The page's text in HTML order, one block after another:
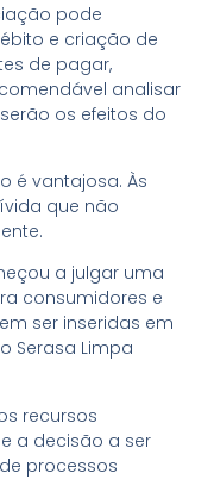
pode
e criação de
de pagar,
analisar
os efeitos do
é vantajosa. Às
que não
a julgar uma
consumidores e
ser inseridas em
Serasa Limpa
recursos
a decisão a ser
processos